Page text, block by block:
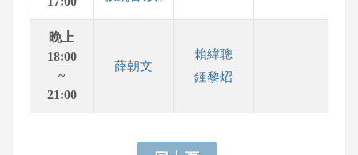
晚上
18:00
~
21:00
薛朝文
賴緯聰
鍾黎炤